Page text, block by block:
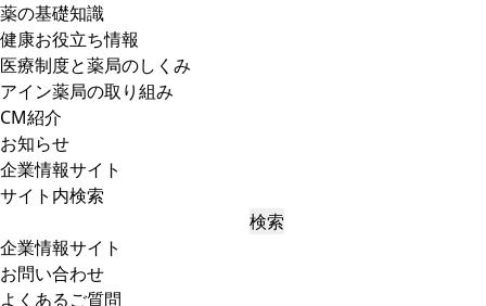
薬の基礎知識
健康お役立ち情報
医療制度と薬局のしくみ
アイン薬局の取り組み
CM紹介
お知らせ
企業情報サイト
サイト内検索
検索
企業情報サイト
お問い合わせ
よくあるご質問